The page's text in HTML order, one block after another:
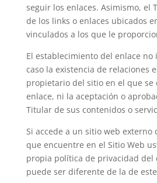
seguir los enlaces. Asimismo, el
de los links o enlaces ubicados
vinculados a los que le
El establecimiento del enlace
caso la existencia de relaciones
propietario del sitio en el que se
enlace, ni la aceptación o
Titular de sus contenidos o
Si accede a un sitio web externo
que encuentre en el Sitio Web
propia política de privacidad del
puede ser diferente de la de